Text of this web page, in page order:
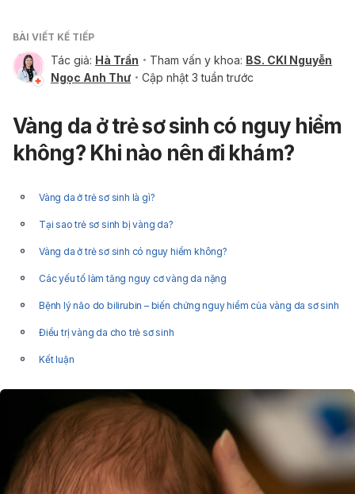
BÀI VIẾT KẾ TIẾP
Tác giả: Hà Trần Tham vấn y khoa: BS. CKI Nguyễn
Ngọc Anh Thư
Cập nhật 3 tuần trước
Vàng da ở trẻ sơ sinh có nguy hiểm
không? Khi nào nên đi khám?
Vàng da ở trẻ sơ sinh là gì?
Tại sao trẻ sơ sinh bị vàng da?
Vàng da ở trẻ sơ sinh có nguy hiểm không?
Các yếu tố làm tăng nguy cơ vàng da nặng
Bệnh lý não do bilirubin – biến chứng nguy hiểm của vàng da sơ sinh
Điều trị vàng da cho trẻ sơ sinh
Kết luận